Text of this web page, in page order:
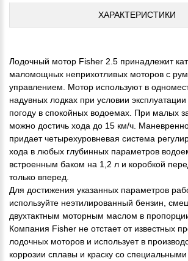
ХАРАКТЕРИСТИКИ
Лодочный мотор Fisher 2.5 принадлежит
маломощных неприхотливых моторов с
управлением. Мотор используют в
надувных лодках при условии
погоду в спокойных водоемах. При малых
можно достичь хода до 15 км/ч.
придает четырехуровневая система
хода в любых глубинных параметров
встроенным баком на 1,2 л и коробкой
только вперед.
Для достижения указанных параметров
используйте неэтилированный бензин,
двухтактным моторным маслом в
Компания Fisher не отстает от известных
лодочных моторов и использует в
коррозии сплавы и краску со